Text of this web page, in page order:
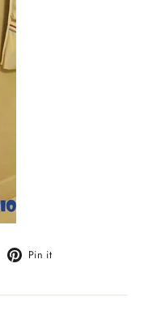
Tweet Pin it